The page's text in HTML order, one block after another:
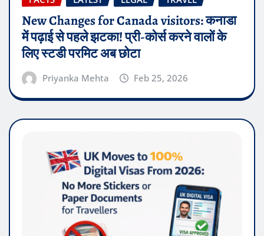
New Changes for Canada visitors: कनाडा
में पढ़ाई से पहले झटका! प्री-कोर्स करने वालों के
लिए स्टडी परमिट अब छोटा
Priyanka Mehta Feb 25, 2026